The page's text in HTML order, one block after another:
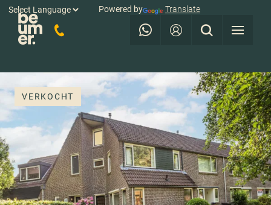
Powered by Translate
VERKOCHT